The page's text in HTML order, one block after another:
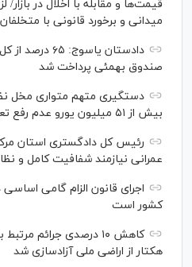
قیمت‌ها و مقابله با اخلال در
میدانی و برخورد قانونی با
دادستان
صندوق بهمئی پرداخت شد
دستگیری متهم متواری مخل
بیش از ۵۱ میلیون یورو عدم رفع تعهد ارزی متهم
رئیس کل دادگستری استان
عمرانی نیازمند شفافیت کامل و
اجرای قانون الزام گامی
کشور است
هکتار از اراضی ملی آزادسازی شد